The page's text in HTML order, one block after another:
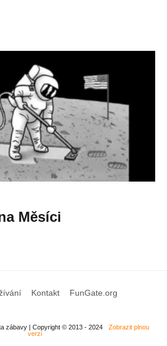
Měsíci
Kontakt FunGate.org
zábavy | Copyright © 2013 - 2024
Zobrazit plnou
verzi